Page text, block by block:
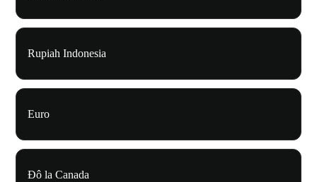
Rupiah Indonesia
Euro
Đô la Canada